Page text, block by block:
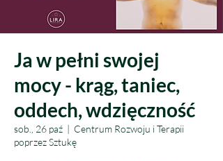
Ja w pełni swojej
mocy - krąg, taniec,
oddech, wdzięczność
sob., 26 paź
  |
Centrum Rozwoju i Terapii
poprzez Sztukę